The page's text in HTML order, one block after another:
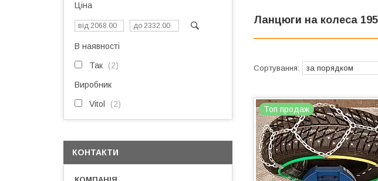
Ланцюги на колеса
Топ продаж
Ціна
В наявності
Так 2
Виробник
Vitol 2
КОНТАКТИ